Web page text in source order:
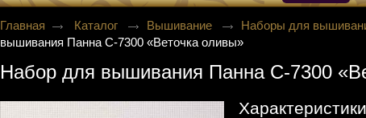
Главная Каталог Вышивание Наборы для
вышивания Панна C-7300 «Веточка оливы»
Набор для вышивания Панна C-7300
Характеристики